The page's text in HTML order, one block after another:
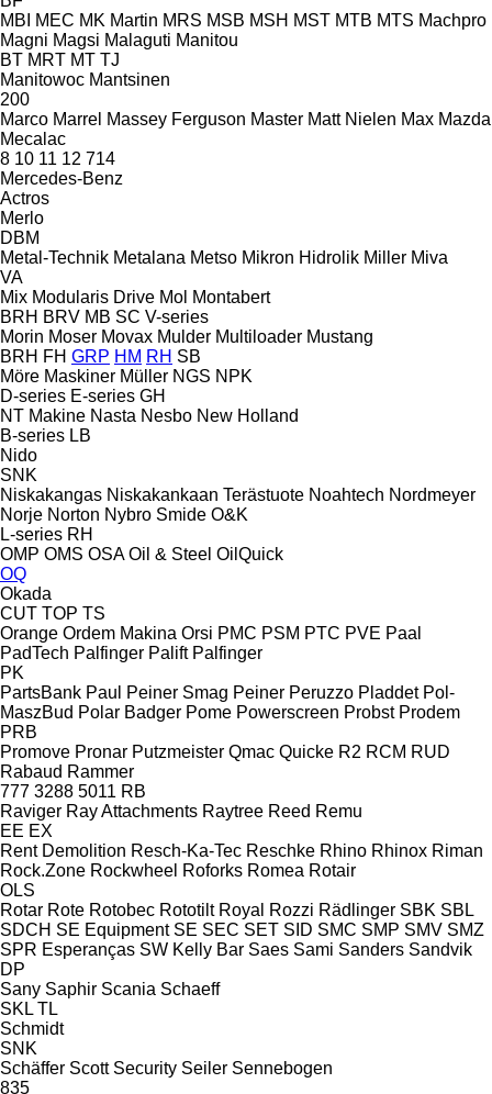
MBI
MEC MK Martin MRS MSB MSH MST MTB MTS Machpro
Magni Magsi Malaguti Manitou
BT MRT MT TJ
Manitowoc Mantsinen
200
Marco Marrel Massey Ferguson Master Matt Nielen Max Mazda
Mecalac
8 10 11 12 714
Mercedes-Benz
Actros
Merlo
DBM
Metal-Technik Metalana Metso Mikron Hidrolik Miller Miva
VA
Mix Modularis Drive Mol Montabert
BRH BRV MB SC V-series
Morin Moser Movax Mulder Multiloader Mustang
BRH FH GRP HM RH SB
Möre Maskiner Müller NGS NPK
D-series E-series GH
NT Makine Nasta Nesbo New Holland
B-series LB
Nido
SNK
Niskakangas Niskakankaan Terästuote Noahtech Nordmeyer
Norje Norton Nybro Smide O&K
L-series RH
OMP OMS OSA Oil & Steel OilQuick
OQ
Okada
CUT TOP TS
Orange Ordem Makina Orsi PMC PSM PTC PVE Paal
PadTech Palfinger Palift Palfinger
PK
PartsBank Paul Peiner Smag Peiner Peruzzo Pladdet Pol-
MaszBud Polar Badger Pome Powerscreen Probst Prodem
PRB
Promove Pronar Putzmeister Qmac Quicke R2 RCM RUD
Rabaud Rammer
777 3288 5011 RB
Raviger Ray Attachments Raytree Reed Remu
EE EX
Rent Demolition Resch-Ka-Tec Reschke Rhino Rhinox Riman
Rock.Zone Rockwheel Roforks Romea Rotair
OLS
Rotar Rote Rotobec Rototilt Royal Rozzi Rädlinger SBK SBL
SDCH SE Equipment SE SEC SET SID SMC SMP SMV SMZ
SPR Esperanças SW Kelly Bar Saes Sami Sanders Sandvik
DP
Sany Saphir Scania Schaeff
SKL TL
Schmidt
SNK
Schäffer Scott Security Seiler Sennebogen
835